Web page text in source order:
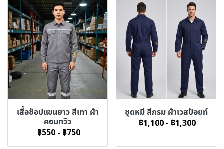
เสื้อช็อปแขนยาว สีเทา ผ้า
คอมทวิว
฿550 - ฿750
ชุดหมี สีกรม ผ้าเวสป้อยท์
฿1,100 - ฿1,300